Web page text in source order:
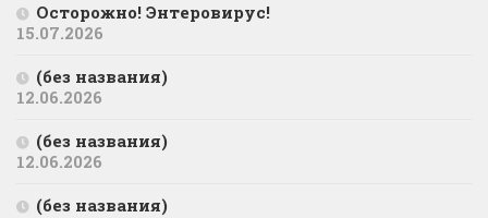
Осторожно! Энтеровирус!
15.07.2026
(без названия)
12.06.2026
(без названия)
12.06.2026
(без названия)